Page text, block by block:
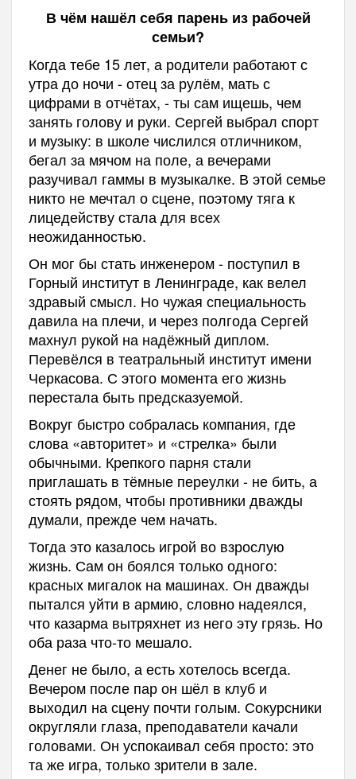
В чём нашёл себя парень из рабочей
семьи?
Когда тебе 15 лет, а родители работают с
утра до ночи - отец за рулём, мать с
цифрами в отчётах, - ты сам ищешь, чем
занять голову и руки. Сергей выбрал спорт
и музыку: в школе числился отличником,
бегал за мячом на поле, а вечерами
разучивал гаммы в музыкалке. В этой семье
никто не мечтал о сцене, поэтому тяга к
лицедейству стала для всех
неожиданностью.
Он мог бы стать инженером - поступил в
Горный институт в Ленинграде, как велел
здравый смысл. Но чужая специальность
давила на плечи, и через полгода Сергей
махнул рукой на надёжный диплом.
Перевёлся в театральный институт имени
Черкасова. С этого момента его жизнь
перестала быть предсказуемой.
Вокруг быстро собралась компания, где
слова «авторитет» и «стрелка» были
обычными. Крепкого парня стали
приглашать в тёмные переулки - не бить, а
стоять рядом, чтобы противники дважды
думали, прежде чем начать.
Тогда это казалось игрой во взрослую
жизнь. Сам он боялся только одного:
красных мигалок на машинах. Он дважды
пытался уйти в армию, словно надеялся,
что казарма вытряхнет из него эту грязь. Но
оба раза что-то мешало.
Денег не было, а есть хотелось всегда.
Вечером после пар он шёл в клуб и
выходил на сцену почти голым. Сокурсники
округляли глаза, преподаватели качали
головами. Он успокаивал себя просто: это
та же игра, только зрители в зале.